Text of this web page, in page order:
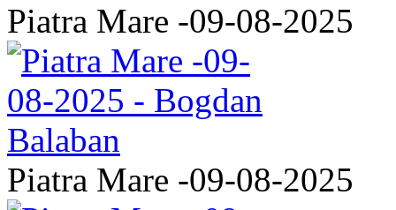
Piatra Mare -09-08-2025
Piatra Mare -09-08-2025